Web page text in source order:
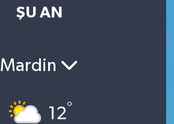
ŞU AN
Mardin
12°